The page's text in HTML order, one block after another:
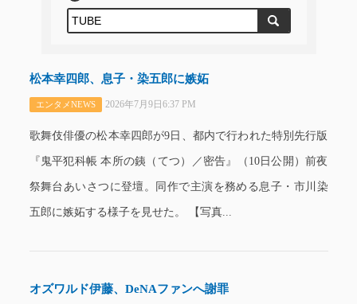
松本幸四郎、息子・染五郎に嫉妬
エンタメNEWS 2026年7月9日6:37 PM
歌舞伎俳優の松本幸四郎が9日、都内で行われた特別先行版
『鬼平犯科帳 本所の銕（てつ）／密告』（10日公開）前夜
祭舞台あいさつに登壇。同作で主演を務める息子・市川染
五郎に嫉妬する様子を見せた。 【写真...
オズワルド伊藤、DeNAファンへ謝罪